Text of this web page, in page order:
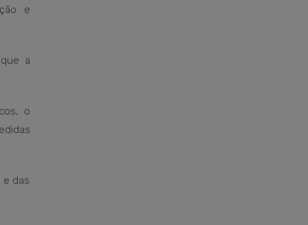
e
a
o
e das